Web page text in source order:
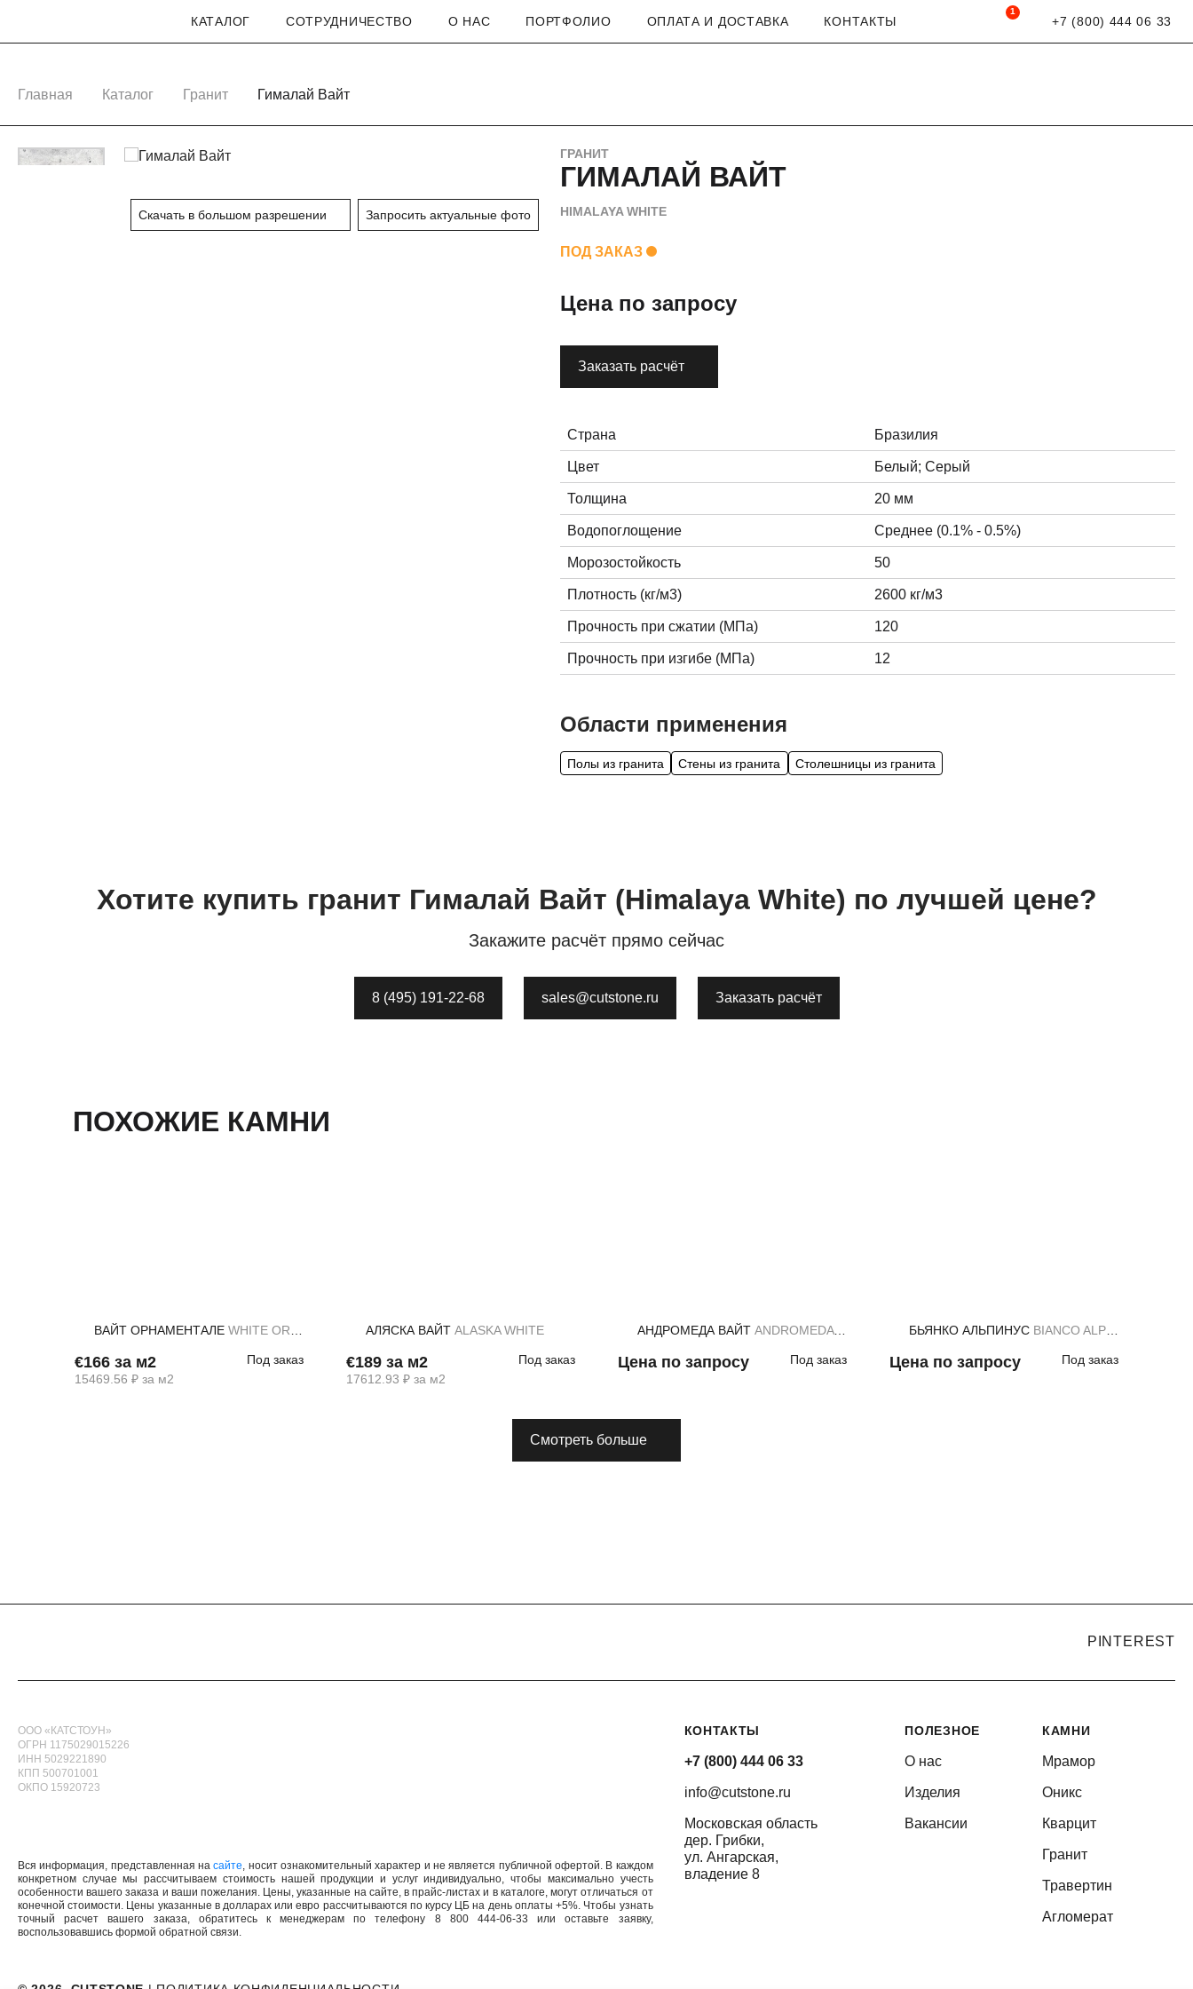
КАТАЛОГ СОТРУДНИЧЕСТВО О НАС ПОРТФОЛИО ОПЛАТА И ДОСТАВКА КОНТАКТЫ Просмотренные
1
+7 (800) 444 06 33
Главная Каталог Гранит Гималай Вайт
Скачать в большом разрешении Запросить актуальные фото
ГРАНИТ
ГИМАЛАЙ ВАЙТ
HIMALAYA WHITE
ПОД ЗАКАЗ
Цена по запросу
Заказать расчёт
Страна Бразилия
Цвет Белый; Серый
Толщина 20 мм
Водопоглощение Среднее (0.1% - 0.5%)
Морозостойкость 50
Плотность (кг/м3) 2600 кг/м3
Прочность при сжатии (МПа) 120
Прочность при изгибе (МПа) 12
Области применения
Полы из гранита Стены из гранита Столешницы из гранита
Хотите купить гранит Гималай Вайт (Himalaya White) по лучшей цене?
Закажите расчёт прямо сейчас
8 (495) 191-22-68 sales@cutstone.ru Заказать расчёт
ПОХОЖИЕ КАМНИ
ВАЙТ ОРНАМЕНТАЛЕ WHITE ORNAMENTALE
€166 за м2
15469.56 ₽ за м2
Под заказ
АЛЯСКА ВАЙТ ALASKA WHITE
€189 за м2
17612.93 ₽ за м2
Под заказ
АНДРОМЕДА ВАЙТ ANDROMEDA WHITE
Цена по запросу Под заказ
БЬЯНКО АЛЬПИНУС BIANCO ALPINUS
Цена по запросу Под заказ
Смотреть больше
PINTEREST
ООО «КАТСТОУН»
ОГРН 1175029015226
ИНН 5029221890
КПП 500701001
ОКПО 15920723
Вся информация, представленная насайте, носит ознакомительный характер и не является публичной офертой. В каждом
конкретном случае мы рассчитываем стоимость нашей продукции и услуг индивидуально, чтобы максимально учесть
особенности вашего заказа и ваши пожелания. Цены, указанные на сайте, в прайс-листах и в каталоге, могут отличаться от
конечной стоимости. Цены указанные в долларах или евро рассчитываются по курсу ЦБ на день оплаты +5%. Чтобы узнать
точный расчет вашего заказа, обратитесь к менеджерам по телефону 8 800 444-06-33 или оставьте заявку,
воспользовавшись формой обратной связи.
КОНТАКТЫ
+7 (800) 444 06 33
info@cutstone.ru
Московская область
дер. Грибки,
ул. Ангарская,
владение 8
ПОЛЕЗНОЕ
О нас
Изделия
Вакансии
КАМНИ
Мрамор
Оникс
Кварцит
Гранит
Травертин
Агломерат